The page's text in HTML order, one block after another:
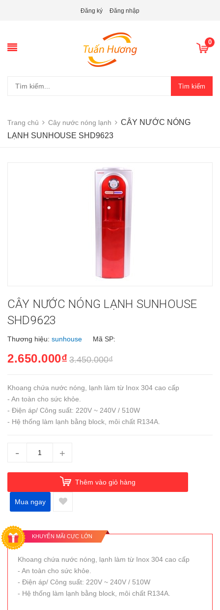
Đăng ký Đăng nhập
0
Tìm kiếm
Trang chủ Cây nước nóng lạnh
CÂY NƯỚC NÓNG
LẠNH SUNHOUSE SHD9623
CÂY NƯỚC NÓNG LẠNH SUNHOUSE
SHD9623
Thương hiệu: sunhouse Mã SP:
2.650.000₫ 3.450.000₫
Khoang chứa nước nóng, lạnh làm từ Inox 304 cao cấp
- An toàn cho sức khỏe.
- Điện áp/ Công suất: 220V ~ 240V / 510W
- Hệ thống làm lạnh bằng block, môi chất R134A.
- +
Thêm vào giỏ hàng
Mua ngay
KHUYẾN MÃI CỰC LỚN
Khoang chứa nước nóng, lạnh làm từ Inox 304 cao cấp
- An toàn cho sức khỏe.
- Điện áp/ Công suất: 220V ~ 240V / 510W
- Hệ thống làm lạnh bằng block, môi chất R134A.